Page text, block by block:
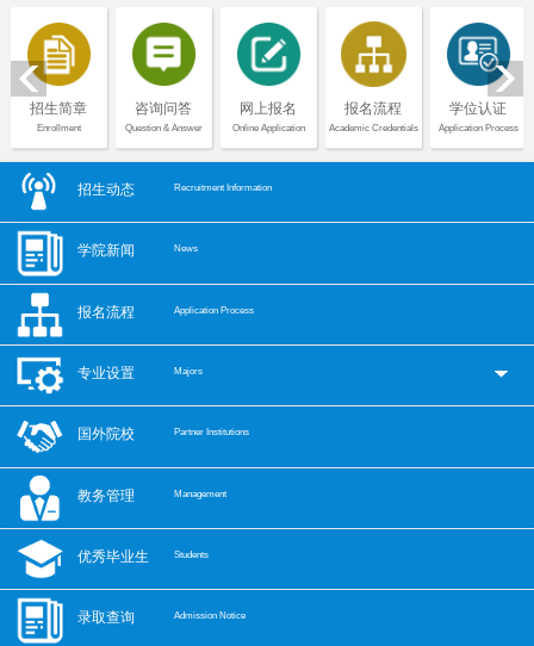
招生简章
Enrollment
咨询问答
Question & Answer
网上报名
Online Application
报名流程
Academic Credentials
学位认证
Application Process
招生动态 Recruitment Information
学院新闻 News
报名流程 Application Process
专业设置 Majors
国外院校 Partner Institutions
教务管理 Management
优秀毕业生 Students
录取查询 Admission Notice